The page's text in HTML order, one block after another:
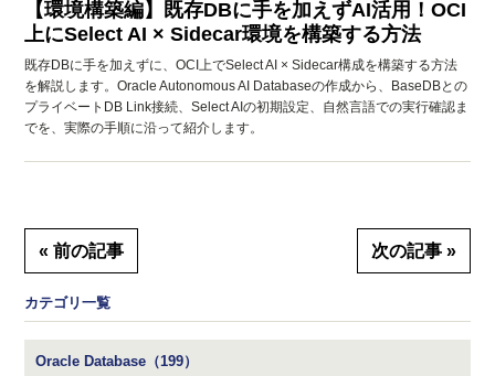
【環境構築編】既存DBに手を加えずAI活用！OCI
上にSelect AI × Sidecar環境を構築する方法
既存DBに手を加えずに、OCI上でSelect AI × Sidecar構成を構築する方法
を解説します。Oracle Autonomous AI Databaseの作成から、BaseDBとの
プライベートDB Link接続、Select AIの初期設定、自然言語での実行確認ま
でを、実際の手順に沿って紹介します。
« 前の記事 次の記事 »
カテゴリ一覧
Oracle Database（199）